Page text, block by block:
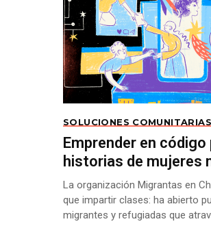
SOLUCIONES COMUNITARIAS
Emprender en código
historias de mujeres
La organización Migrantas en
que impartir clases: ha abierto
migrantes y refugiadas que